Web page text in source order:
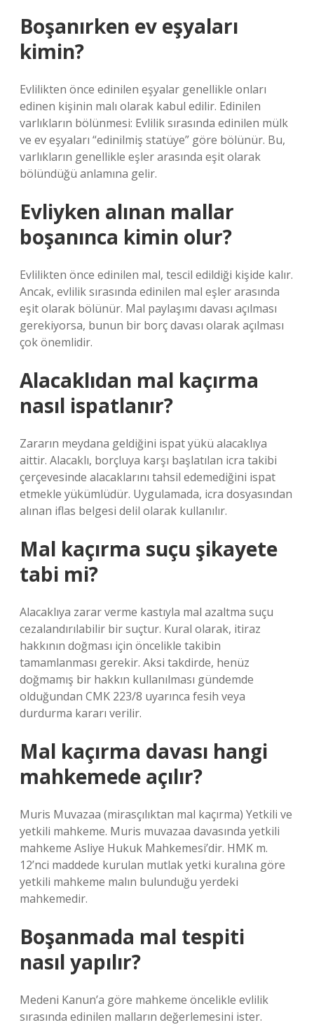
Boşanırken ev eşyaları
kimin?
Evlilikten önce edinilen eşyalar genellikle onları
edinen kişinin malı olarak kabul edilir. Edinilen
varlıkların bölünmesi: Evlilik sırasında edinilen mülk
ve ev eşyaları “edinilmiş statüye” göre bölünür. Bu,
varlıkların genellikle eşler arasında eşit olarak
bölündüğü anlamına gelir.
Evliyken alınan mallar
boşanınca kimin olur?
Evlilikten önce edinilen mal, tescil edildiği kişide kalır.
Ancak, evlilik sırasında edinilen mal eşler arasında
eşit olarak bölünür. Mal paylaşımı davası açılması
gerekiyorsa, bunun bir borç davası olarak açılması
çok önemlidir.
Alacaklıdan mal kaçırma
nasıl ispatlanır?
Zararın meydana geldiğini ispat yükü alacaklıya
aittir. Alacaklı, borçluya karşı başlatılan icra takibi
çerçevesinde alacaklarını tahsil edemediğini ispat
etmekle yükümlüdür. Uygulamada, icra dosyasından
alınan iflas belgesi delil olarak kullanılır.
Mal kaçırma suçu şikayete
tabi mi?
Alacaklıya zarar verme kastıyla mal azaltma suçu
cezalandırılabilir bir suçtur. Kural olarak, itiraz
hakkının doğması için öncelikle takibin
tamamlanması gerekir. Aksi takdirde, henüz
doğmamış bir hakkın kullanılması gündemde
olduğundan CMK 223/8 uyarınca fesih veya
durdurma kararı verilir.
Mal kaçırma davası hangi
mahkemede açılır?
Muris Muvazaa (mirasçılıktan mal kaçırma) Yetkili ve
yetkili mahkeme. Muris muvazaa davasında yetkili
mahkeme Asliye Hukuk Mahkemesi’dir. HMK m.
12’nci maddede kurulan mutlak yetki kuralına göre
yetkili mahkeme malın bulunduğu yerdeki
mahkemedir.
Boşanmada mal tespiti
nasıl yapılır?
Medeni Kanun’a göre mahkeme öncelikle evlilik
sırasında edinilen malların değerlemesini ister.